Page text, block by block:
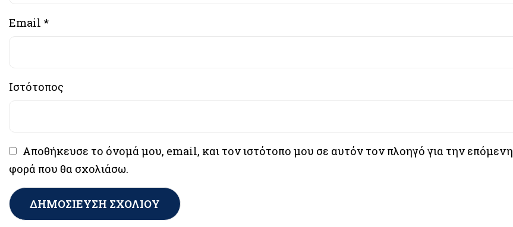
Email *
Ιστότοπος
Αποθήκευσε το όνομά μου, email, και τον ιστότοπο μου σε αυτόν τον πλοηγό για την επόμενη
φορά που θα σχολιάσω.